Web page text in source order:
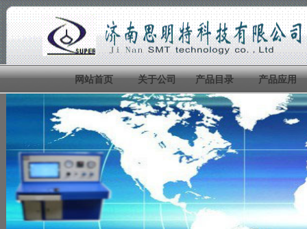
网站首页 关于公司 产品目录 产品应用